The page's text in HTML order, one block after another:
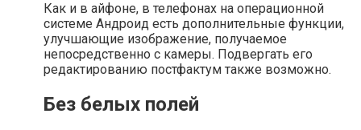
Как и в айфоне, в телефонах на операционной
системе Андроид есть дополнительные функции,
улучшающие изображение, получаемое
непосредственно с камеры. Подвергать его
редактированию постфактум также возможно.
Без белых полей